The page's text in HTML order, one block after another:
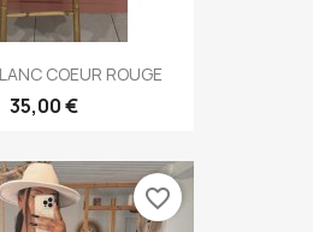
COEUR ROUGE
35,00 €
favorite_border